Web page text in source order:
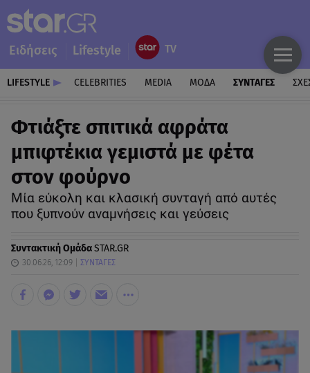
Ειδήσεις Lifestyle
LIFESTYLE CELEBRITIES MEDIA ΜΟΔΑ ΣΥΝΤΑΓΕΣ
Φτιάξτε σπιτικά αφράτα
μπιφτέκια γεμιστά με φέτα
στον φούρνο
Μία εύκολη και κλασική συνταγή από αυτές
που ξυπνούν αναμνήσεις και γεύσεις
Συντακτική ΟμάδαSTAR.GR
30.06.26, 12:09 ΣΥΝΤΑΓΕΣ